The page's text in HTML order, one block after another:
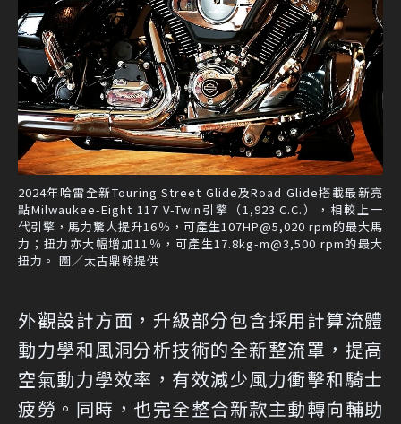
2024年哈雷全新Touring Street Glide及Road Glide搭載最新亮
點Milwaukee-Eight 117 V-Twin引擎（1,923 C.C.），相較上一
代引擎，馬力驚人提升16％，可產生107HP@5,020 rpm的最大馬
力；扭力亦大幅增加11％，可產生17.8kg-m@3,500 rpm的最大
扭力。 圖／太古鼎翰提供
外觀設計方面，升級部分包含採用計算流體
動力學和風洞分析技術的全新整流罩，提高
空氣動力學效率，有效減少風力衝擊和騎士
疲勞。同時，也完全整合新款主動轉向輔助